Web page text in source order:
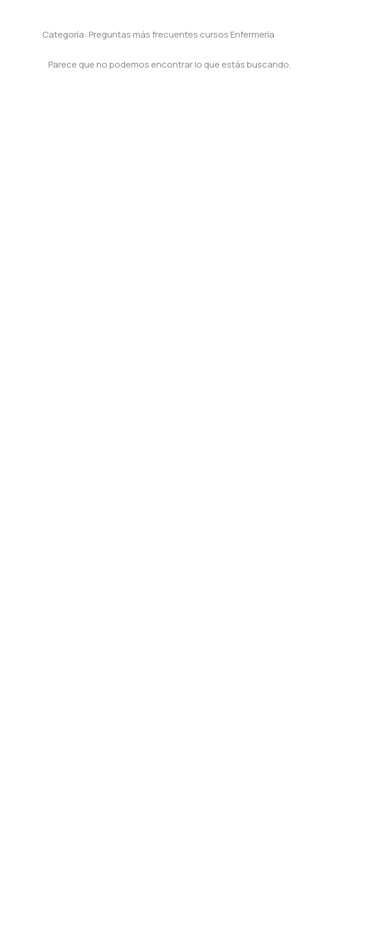
Categoría: Preguntas más frecuentes cursos Enfermería
Parece que no podemos encontrar lo que estás buscando.